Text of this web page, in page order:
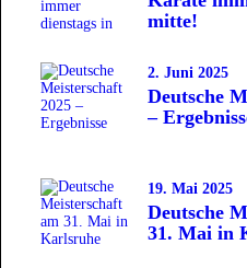
mitte!
Deutsche
–
2. Juni 2025
Deutsche
31. Mai in
19. Mai 2025